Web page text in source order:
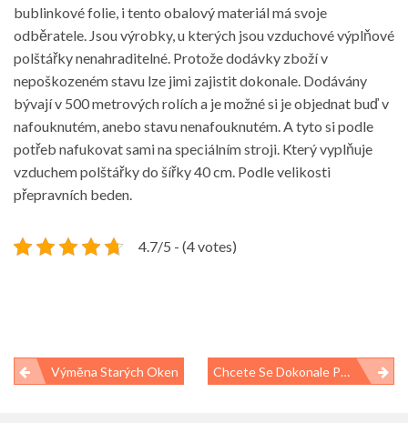
bublinkové folie, i tento obalový materiál má svoje
odběratele. Jsou výrobky, u kterých jsou vzduchové výplňové
polštářky nenahraditelné. Protože dodávky zboží v
nepoškozeném stavu lze jimi zajistit dokonale. Dodávány
bývají v 500 metrových rolích a je možné si je objednat buď v
nafouknutém, anebo stavu nenafouknutém. A tyto si podle
potřeb nafukovat sami na speciálním stroji. Který vyplňuje
vzduchem polštářky do šířky 40 cm. Podle velikosti
přepravních beden.
4.7/5 - (4 votes)
Navigace
Výměna Starých Oken Chcete Se Dokonale Pobavit?